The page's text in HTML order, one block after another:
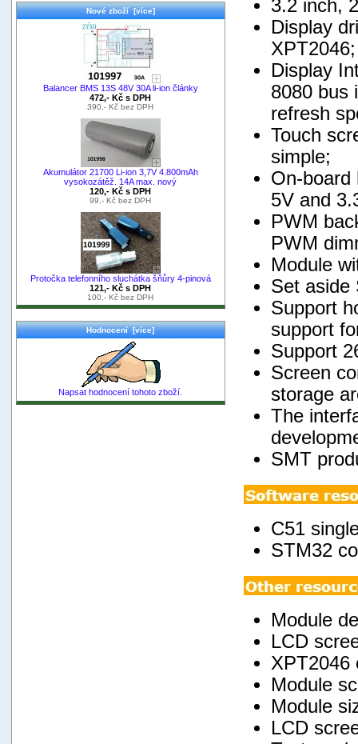
Nové zboží [více]
Balancer BMS 13S 48V 30A li-ion články
472,- Kč s DPH
390,- Kč bez DPH
Akumulátor 21700 Li-ion 3,7V 4.800mAh
vysokozátěž. 14A max. nový
120,- Kč s DPH
99,- Kč bez DPH
Protočka telefonního sluchátka šňůry 4-pinová
121,- Kč s DPH
100,- Kč bez DPH
Hodnocení [více]
Napsat hodnocení tohoto zboží.
3.2 inch,
Display
XPT2046;
Display
8080 bus
refresh
Touch
simple;
On-board
5V and
PWM
PWM
Module
Set aside
Support
support
Support
Screen
storage
The
SMT
C51
STM32
Module
LCD
XPT2046
Module
Module
LCD